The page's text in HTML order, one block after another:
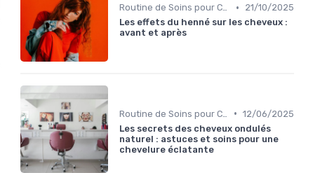
Routine de Soins pour Cheveux Bouclés •
21/10/2025
Les effets du henné sur les cheveux :
avant et après
• 12/06/2025
Les secrets des cheveux ondulés
naturel : astuces et soins pour une
chevelure éclatante